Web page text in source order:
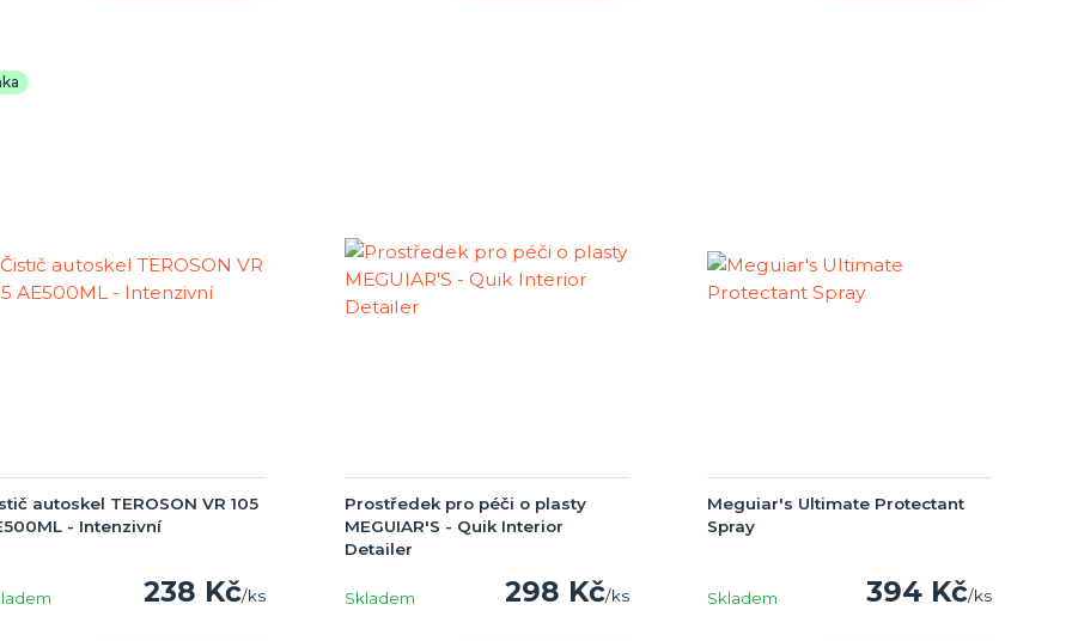
autoskel TEROSON VR 105
- Intenzivní
238 Kč/ks
Prostředek pro péči o plasty
MEGUIAR'S - Quik Interior
Detailer
298 Kč/ks
Skladem
Meguiar's Ultimate Protectant
Spray
394 Kč/ks
Skladem